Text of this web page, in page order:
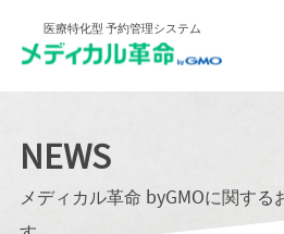
医療特化型 予約管理システム
NEWS
メディカル革命 byGMOに関す